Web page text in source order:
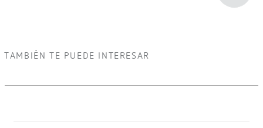
TAMBIÉN TE PUEDE INTERESAR